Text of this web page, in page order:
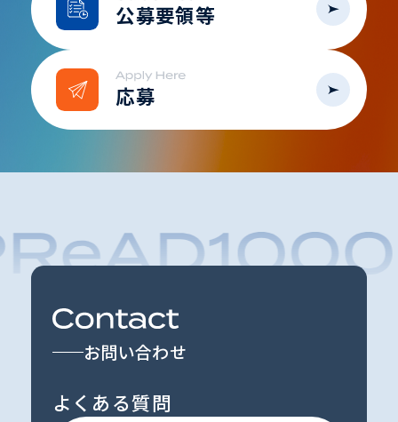
公募要領等
応募
お問い合わせ
よくある質問